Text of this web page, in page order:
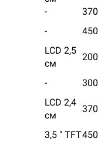
-
370
-
450
LCD 2,5
см
200
-
300
LCD 2,4
см
370
3,5 " TFT450